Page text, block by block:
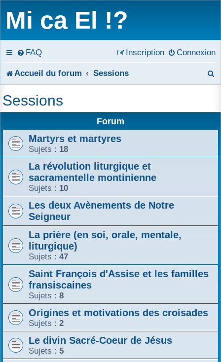
Mi ca El !?
FAQ Connexion
Inscription
Accueil du forum Sessions
h
Sessions
Forum
Martyrs et martyres
Sujets : 18
La révolution liturgique et
sacramentelle montinienne
Sujets : 10
Les deux Avènements de Notre
Seigneur
La prière (en soi, orale, mentale,
liturgique)
Sujets : 47
Saint François d'Assise et les familles
fransiscaines
Sujets : 8
Origines et motivations des croisades
Sujets : 2
Le divin Sacré-Coeur de Jésus
Sujets : 5